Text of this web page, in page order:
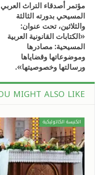
مؤتمر أصدقاء التراث العربي
المسيحي بدورته الثالثة
والثلاثين، تحت عنوان:
«الكتابات القانونية العربية
المسيحية: مصادرها
وموضوعاتها وقضاياها
ورسالتها وخصوصيتها».
MIGHT ALSO LIKE
الكنيسة الكاثوليكية